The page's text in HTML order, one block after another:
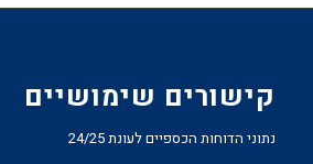
קישורים שימושיים
נתוני הדוחות הכספיים לעונת 24/25